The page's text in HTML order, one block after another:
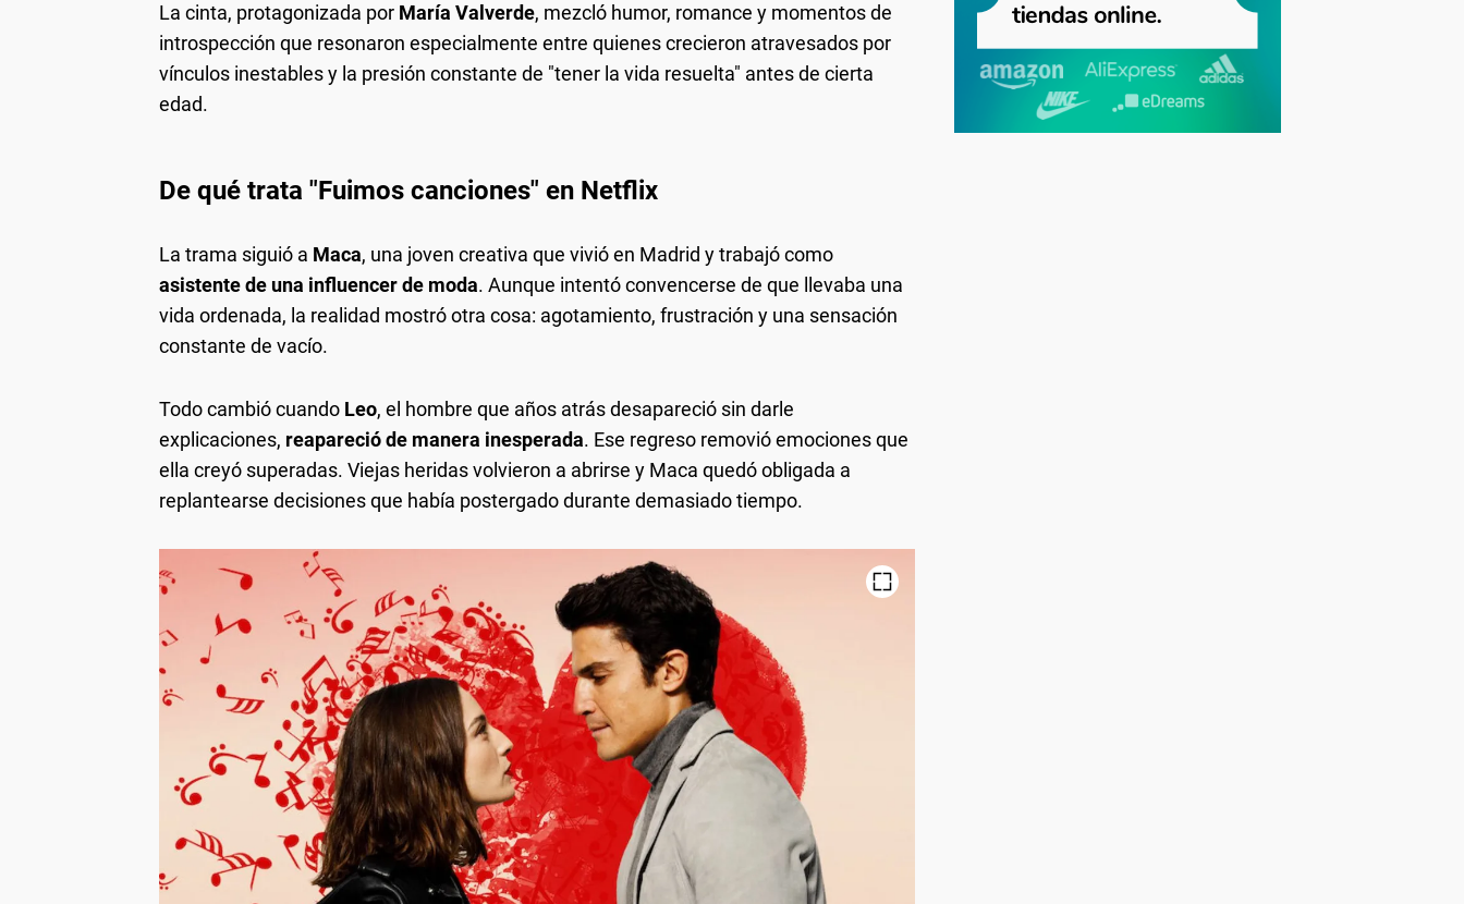
La cinta, protagonizada por María Valverde, mezcló humor, romance y momentos de
introspección que resonaron especialmente entre quienes crecieron atravesados por
vínculos inestables y la presión constante de "tener la vida resuelta" antes de cierta
edad.
De qué trata "Fuimos canciones" en Netflix
La trama siguió a Maca, una joven creativa que vivió en Madrid y trabajó como
asistente de una influencer de moda. Aunque intentó convencerse de que llevaba una
vida ordenada, la realidad mostró otra cosa: agotamiento, frustración y una sensación
constante de vacío.
Todo cambió cuando Leo, el hombre que años atrás desapareció sin darle
explicaciones, reapareció de manera inesperada. Ese regreso removió emociones que
ella creyó superadas. Viejas heridas volvieron a abrirse y Maca quedó obligada a
replantearse decisiones que había postergado durante demasiado tiempo.